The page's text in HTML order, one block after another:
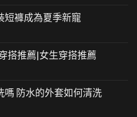
短褲成為夏季新寵
搭推薦|女生穿搭推薦
嗎 防水的外套如何清洗